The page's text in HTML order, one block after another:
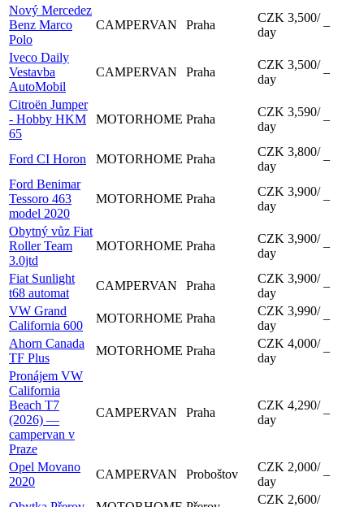
Nový Mercedez
Benz Marco
Polo
CAMPERVAN Praha
CZK 3,500/
day
–
Iveco Daily
Vestavba
AutoMobil
CAMPERVAN Praha
CZK 3,500/
day
–
Citroën Jumper
- Hobby HKM
65
MOTORHOME Praha
CZK 3,590/
day
–
Ford CI Horon MOTORHOME Praha
CZK 3,800/
day
–
Ford Benimar
Tessoro 463
model 2020
MOTORHOME Praha
CZK 3,900/
day
–
Obytný vůz Fiat
Roller Team
3.0jtd
MOTORHOME Praha
CZK 3,900/
day
–
Fiat Sunlight
t68 automat
CAMPERVAN Praha
CZK 3,900/
day
–
VW Grand
California 600
MOTORHOME Praha
CZK 3,990/
day
–
Ahorn Canada
TF Plus
MOTORHOME Praha
CZK 4,000/
day
–
Pronájem VW
California
Beach T7
(2026) —
campervan v
Praze
CAMPERVAN Praha
CZK 4,290/
day
–
Opel Movano
2020
CAMPERVAN Proboštov
CZK 2,000/
day
–
CZK 2,600/